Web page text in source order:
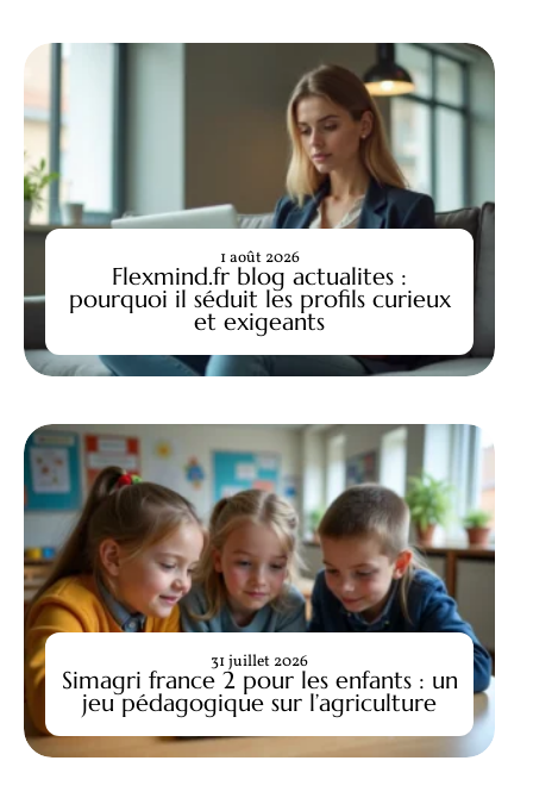
Flexmind.fr blog actualites :
pourquoi il séduit les profils curieux
et exigeants
1 août 2026
Simagri france 2 pour les enfants : un
jeu pédagogique sur l’agriculture
31 juillet 2026